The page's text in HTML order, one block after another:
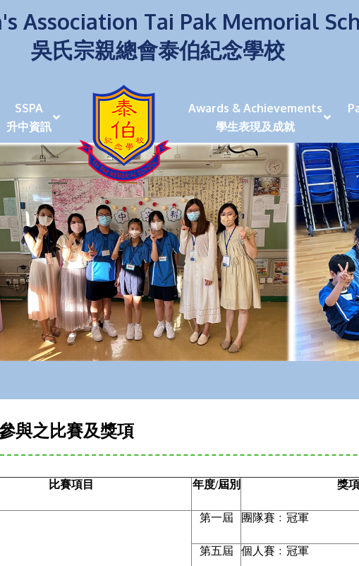
Association Tai Pak Memorial
吳氏宗親總會泰伯紀念學校
SSPA
升中資訊
Awards & Achievements
學生表現及成就
與之比賽及獎項
比賽項目 年度/屆別 獎項
第一屆 團隊賽﹕冠軍
第五屆 個人賽﹕冠軍